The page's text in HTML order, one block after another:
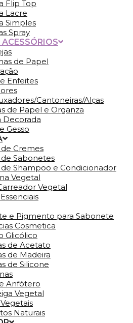
Flip Top
Lacre
Simples
Spray
de Papel
Enfeites
Cantoneiras/Alças
de Papel e Organza
Decorada
Gesso
de Cremes
de Sabonetes
de Shampoo e Condicionador
Vegetal
Vegetal
e Pigmento para Sabonete
Cosmetica
Glicólico
de Acetato
de Madeira
de Silicone
Anfótero
Vegetal
Naturais